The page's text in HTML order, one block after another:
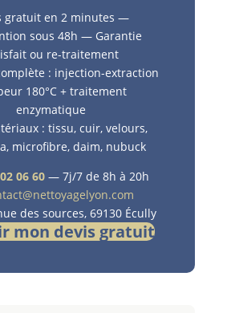
gratuit en 2 minutes —
sous 48h — Garantie
ou re-traitement
: injection-extraction
180°C + traitement
enzymatique
: tissu, cuir, velours,
microfibre, daim, nubuck
06 60— 7j/7 de 8h à 20h
des sources, 69130 Écully
mon devis gratuit